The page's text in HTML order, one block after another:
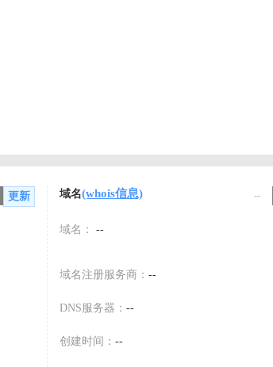
更新 域名(whois信息) --
域名： --
域名注册服务商： --
DNS服务器： --
创建时间： --